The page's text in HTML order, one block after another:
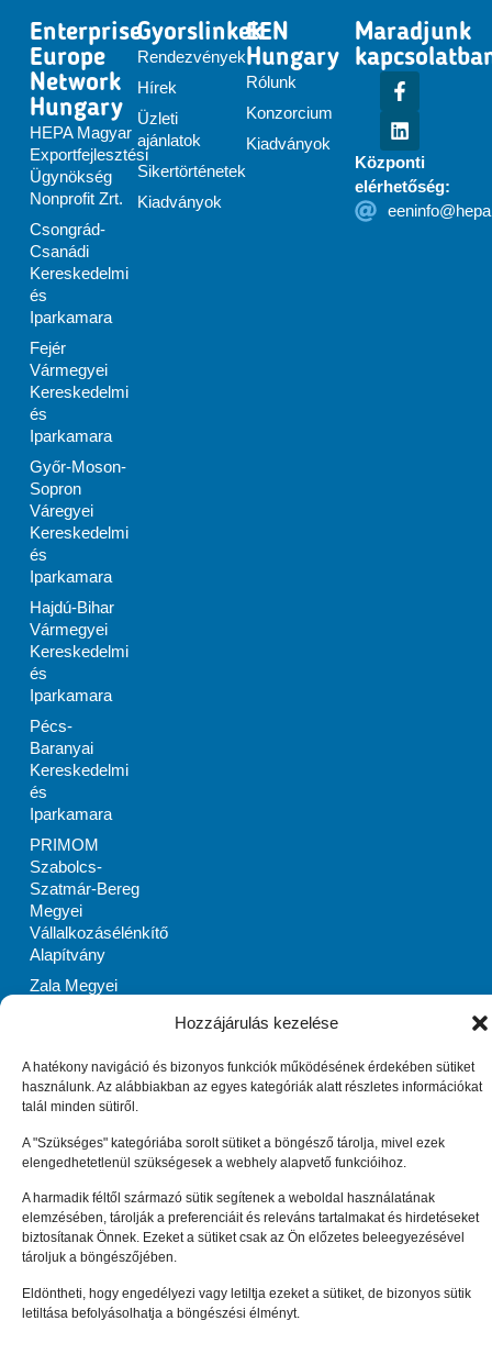
Hozzájárulás kezelése
A hatékony navigáció és bizonyos funkciók működésének érdekében sütiket
használunk. Az alábbiakban az egyes kategóriák alatt részletes információkat
talál minden sütiről.
A "Szükséges" kategóriába sorolt sütiket a böngésző tárolja, mivel ezek
elengedhetetlenül szükségesek a webhely alapvető funkcióihoz.
A harmadik féltől származó sütik segítenek a weboldal használatának
elemzésében, tárolják a preferenciáit és releváns tartalmakat és hirdetéseket
biztosítanak Önnek. Ezeket a sütiket csak az Ön előzetes beleegyezésével
tároljuk a böngészőjében.
Eldöntheti, hogy engedélyezi vagy letiltja ezeket a sütiket, de bizonyos sütik
letiltása befolyásolhatja a böngészési élményt.
Enterprise
Europe
Network
Hungary
HEPA Magyar
Exportfejlesztési
Ügynökség
Nonprofit Zrt.
Csongrád-
Csanádi
Kereskedelmi
és
Iparkamara
Fejér
Vármegyei
Kereskedelmi
és
Iparkamara
Győr-Moson-
Sopron
Váregyei
Kereskedelmi
és
Iparkamara
Hajdú-Bihar
Vármegyei
Kereskedelmi
és
Iparkamara
Pécs-
Baranyai
Kereskedelmi
és
Iparkamara
PRIMOM
Szabolcs-
Szatmár-Bereg
Megyei
Vállalkozásélénkítő
Alapítvány
Zala Megyei
Gyorslinkek
Rendezvények
Hírek
Üzleti
ajánlatok
Sikertörténetek
Kiadványok
EEN
Hungary
Rólunk
Konzorcium
Kiadványok
Maradjunk
Központi
elérhetőség:
Cookie tájékoztató (EU)
© Enterprise Europe Network Hungary 2010 –2026. Minden